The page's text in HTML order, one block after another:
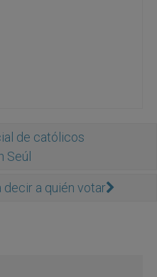
de católicos
Seúl
decir a quién votar